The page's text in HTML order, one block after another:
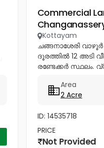
Commercial
Kottayam
ചങ്ങനാശേരി
ദൂരത്തിൽ 12 അടി
രണ്ടേക്കർ സ്ഥലം.
Area
2 Acre
ID: 14535718
PRICE
Not Provided